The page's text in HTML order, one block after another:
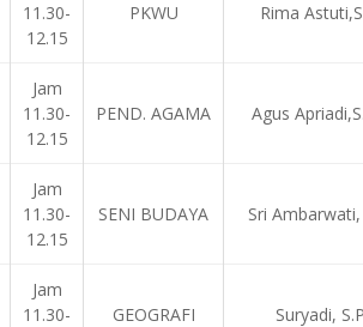
11.30-
12.15
PKWU Rima
Jam
11.30-
12.15
PEND. AGAMA Agus
Jam
11.30-
12.15
SENI BUDAYA Sri Ambarwati,
Jam
11.30-
GEOGRAFI Suryadi,